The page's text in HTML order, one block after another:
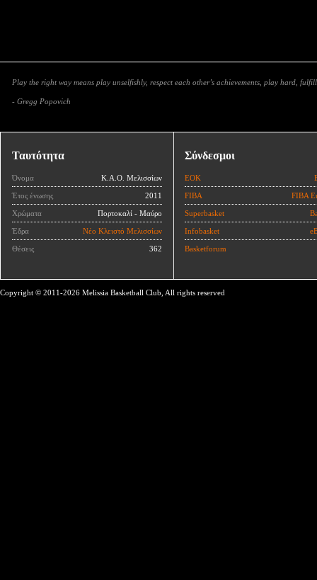
Play the right way means play unselfishly, respect each other’s achievements, play hard,
- Gregg Popovich
Ταυτότητα
Όνομα Κ.Α.Ο. Μελισσίων
Έτος ένωσης 2011
Χρώματα Πορτοκαλί - Μαύρο
Έδρα Νέο Κλειστό Μελισσίων
Θέσεις 362
Σύνδεσμοι
ΕΟΚ
FIBA FIBA
Superbasket
Infobasket
Basketforum
Copyright © 2011-2026 Melissia Basketball Club, All rights reserved